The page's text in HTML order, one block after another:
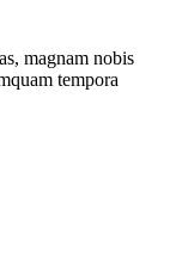
magnam nobis
tempora